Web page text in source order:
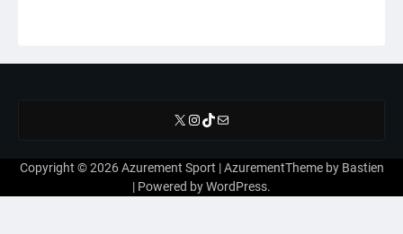
X Instagram
TikTok
E-mail
Copyright © 2026Azurement Sport | AzurementTheme by Bastien
| Powered byWordPress.